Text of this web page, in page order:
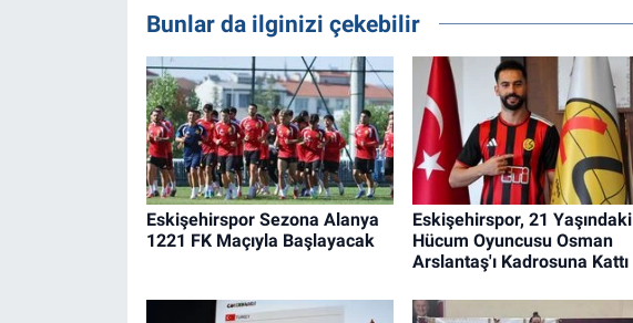
Bunlar da ilginizi çekebilir
Eskişehirspor Sezona Alanya
1221 FK Maçıyla Başlayacak
Eskişehirspor, 21 Yaşındaki
Hücum Oyuncusu Osman
Arslantaş'ı Kadrosuna Kattı